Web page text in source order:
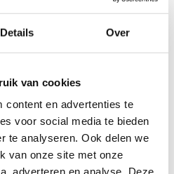
Details Over
van cookies
content en advertenties te
voor social media te bieden
te analyseren. Ook delen we
van onze site met onze
adverteren en analyse. Deze